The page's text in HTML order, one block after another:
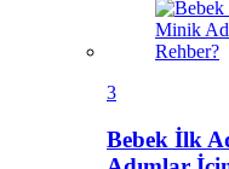
3
Bebek İlk